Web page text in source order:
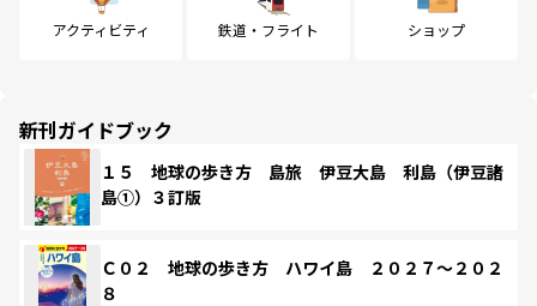
アクティビティ 鉄道・フライト ショップ
新刊ガイドブック
１５ 地球の歩き方 島旅 伊豆大島 利島（伊豆諸
島①）３訂版
Ｃ０２ 地球の歩き方 ハワイ島 ２０２７～２０２
８